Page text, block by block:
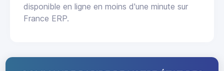
disponible en ligne en moins d'une minute sur
France ERP.